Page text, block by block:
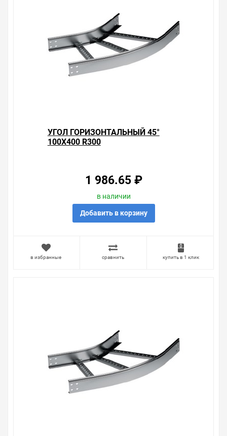
Брак – это исключение в нашем ассортименте. Если он
выявлен, то возврат товара осуществляется в
соответствии с Законом Российской Федерации «О
защите прав потребителя». Это не значит, что нужно
тратить много времени на решение проблемы.
Правила, согласно которым урегулируется проблема,
складе уточняйте у менеджера. Также можно получить
консультацию по тому, что мы продаем, узнать
помочь, посоветовать, рассказать подробно о товарах
Свяжитесь с нами любым способом, который для вас
наиболее удобен. С удовольствием ответим на все
УГОЛ ГОРИЗОНТАЛЬНЫЙ 45°
100X400 R300
1 986.65 ₽
в наличии
Добавить в корзину
в избранные сравнить купить в 1 клик